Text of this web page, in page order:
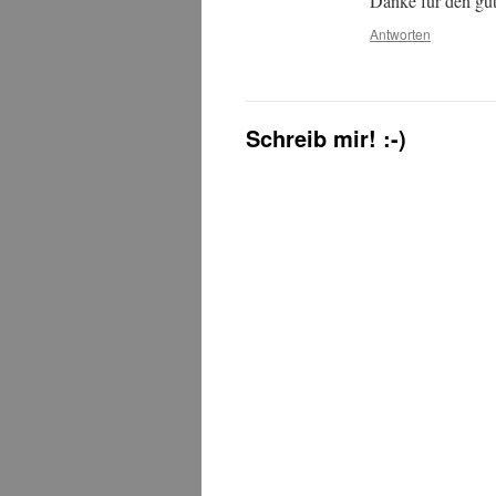
Antworten
Schreib mir! :-)